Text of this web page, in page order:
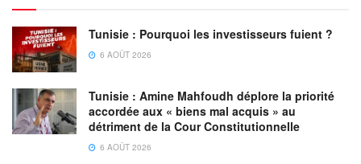
Tunisie : Pourquoi les investisseurs fuient ?
6 AOÛT 2026
Tunisie : Amine Mahfoudh déplore la priorité
accordée aux « biens mal acquis » au
détriment de la Cour Constitutionnelle
6 AOÛT 2026